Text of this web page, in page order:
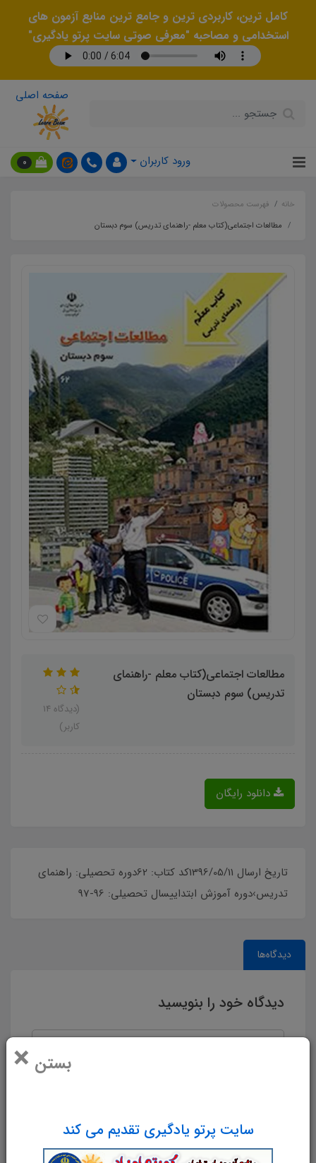
کامل ترین، کاربردی ترین و جامع ترین منابع آزمون های
استخدامی و مصاحبه "معرفی صوتی سایت پرتو یادگیری"
صفحه اصلی
ورود کاربران 0
بستن ×
سایت پرتو یادگیری تقدیم می کند
خانه
فهرست محصولات
مطالعات اجتماعی(کتاب معلم -راهنمای تدریس) سوم دبستان
مطالعات اجتماعی(کتاب معلم -راهنمای
تدریس) سوم دبستان
(دیدگاه 14
کاربر)
دانلود رایگان
تاریخ ارسال 1396/05/11کد کتاب: 62دوره تحصیلی: راهنمای
تدریس›دوره آموزش ابتداییسال تحصیلی: 96-97
دیدگاه‌ها
دیدگاه خود را بنویسید